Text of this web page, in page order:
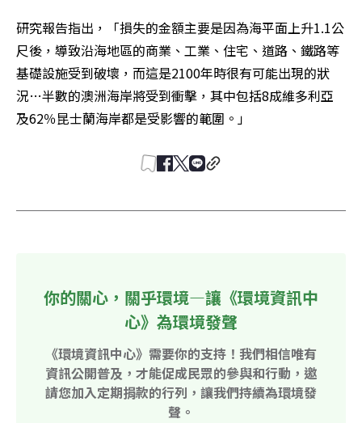
研究報告指出，「損失的金額主要是因為海平面上升1.1公
尺後，導致沿海地區的商業、工業、住宅、道路、鐵路等
基礎設施受到破壞，而這是2100年時很有可能出現的狀
況…半數的澳洲海岸將受到衝擊，其中包括8成維多利亞
及62％昆士蘭海岸都是受影響的範圍。」
你的關心，關乎環境—讓《環境資訊中
心》為環境發聲
《環境資訊中心》需要你的支持！我們相信唯有
資訊公開普及，才能促成民眾的參與和行動，邀
請您加入定期捐款的行列，讓我們持續為環境發
聲。